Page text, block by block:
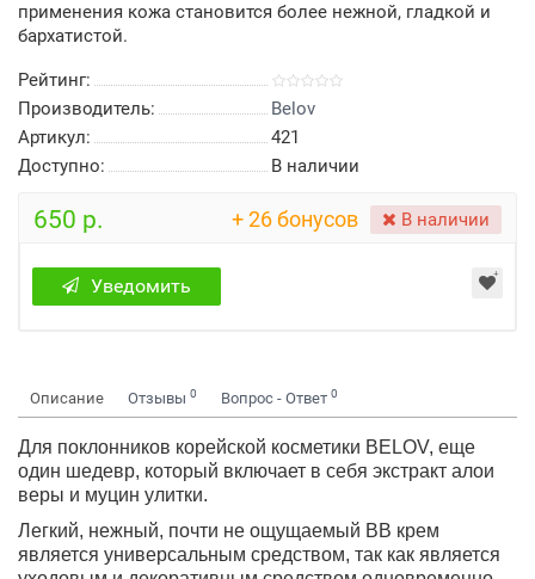
применения кожа становится более нежной, гладкой и
бархатистой.
Рейтинг:
Производитель:
Belov
Артикул:
421
Доступно:
В наличии
650 р. + 26 бонусов В наличии
Уведомить
Описание Отзывы 0 Вопрос - Ответ 0
Для поклонников корейской косметики BELOV, еще
один шедевр, который включает в себя экстракт алои
веры и муцин улитки.
Легкий, нежный, почти не ощущаемый ВВ крем
является универсальным средством, так как является